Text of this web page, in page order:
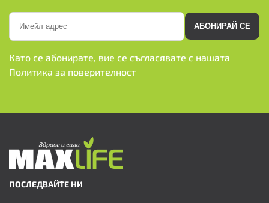
АБОНИРАЙ СЕ
Като се абонирате, вие се съгласявате с нашата
Политика за поверителност
ПОСЛЕДВАЙТЕ НИ